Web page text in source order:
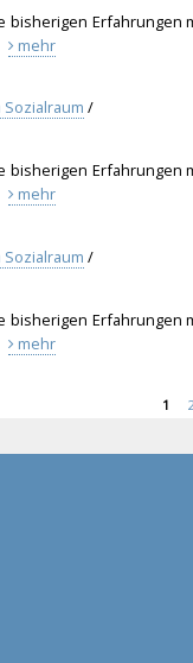
bisherigen Erfahrungen
mehr
/
bisherigen Erfahrungen
mehr
/
bisherigen Erfahrungen
mehr
1